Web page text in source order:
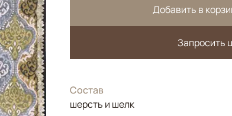
Добавить в
Запросить
Состав
шерсть и шелк